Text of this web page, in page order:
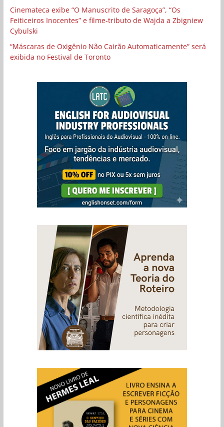
Cinemateca exibe “O Manuscrito de Saragoça”, “Os
Feiticeiros Inocentes” e filme-tributo de Wajda a Zbigniew
Cybulski
“Máscaras de Oxigênio Não Cairão Automaticamente” será
exibida no Festival de Toronto